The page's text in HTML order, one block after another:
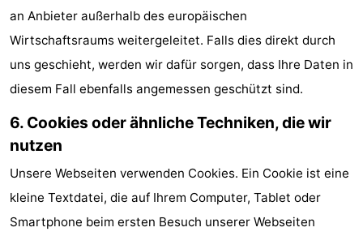
an Anbieter außerhalb des europäischen
Wirtschaftsraums weitergeleitet. Falls dies direkt durch
uns geschieht, werden wir dafür sorgen, dass Ihre Daten in
diesem Fall ebenfalls angemessen geschützt sind.
6. Cookies oder ähnliche Techniken, die wir
nutzen
Unsere Webseiten verwenden Cookies. Ein Cookie ist eine
kleine Textdatei, die auf Ihrem Computer, Tablet oder
Smartphone beim ersten Besuch unserer Webseiten